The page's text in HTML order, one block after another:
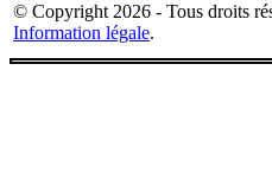
© Copyright 2026 - Tous droits
Information légale.